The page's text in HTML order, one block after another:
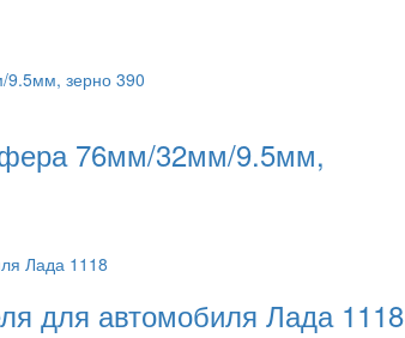
76мм/32мм/9.5мм,
для автомобиля Лада 1118